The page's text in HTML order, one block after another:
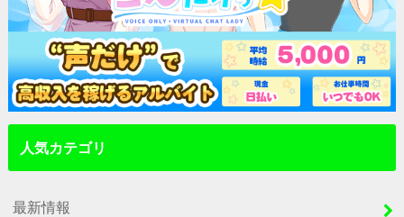
人気カテゴリ
最新情報